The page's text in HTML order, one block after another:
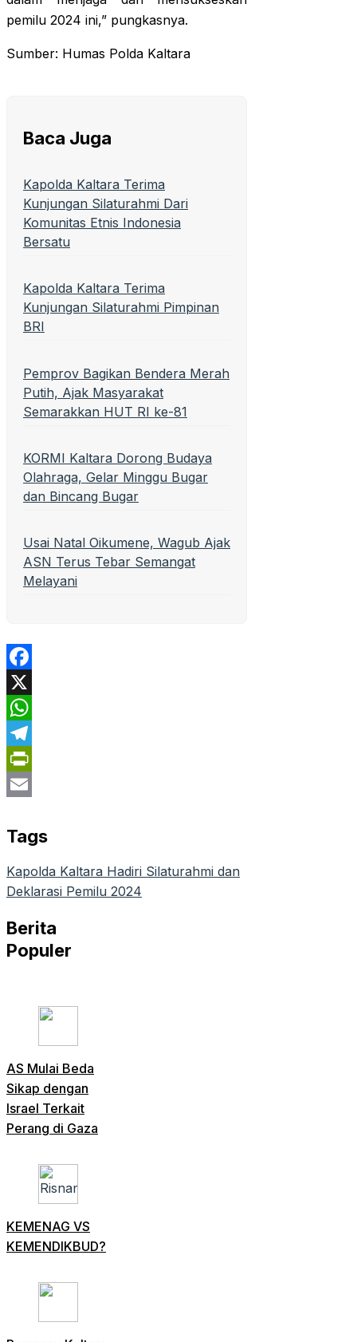
pemilu 2024 ini,” pungkasnya.
Sumber: Humas Polda Kaltara
Baca Juga
Kapolda Kaltara Terima
Kunjungan Silaturahmi Dari
Komunitas Etnis Indonesia
Bersatu
Kapolda Kaltara Terima
Kunjungan Silaturahmi Pimpinan
BRI
Pemprov Bagikan Bendera Merah
Putih, Ajak Masyarakat
Semarakkan HUT RI ke-81
KORMI Kaltara Dorong Budaya
Olahraga, Gelar Minggu Bugar
dan Bincang Bugar
Usai Natal Oikumene, Wagub Ajak
ASN Terus Tebar Semangat
Melayani
Facebook
X
WhatsApp
Telegram
PrintFriendly
Tags
Kapolda Kaltara Hadiri Silaturahmi dan
Deklarasi Pemilu 2024
Berita
Populer
AS Mulai Beda
Sikap dengan
Israel Terkait
Perang di Gaza
KEMENAG VS
KEMENDIKBUD?